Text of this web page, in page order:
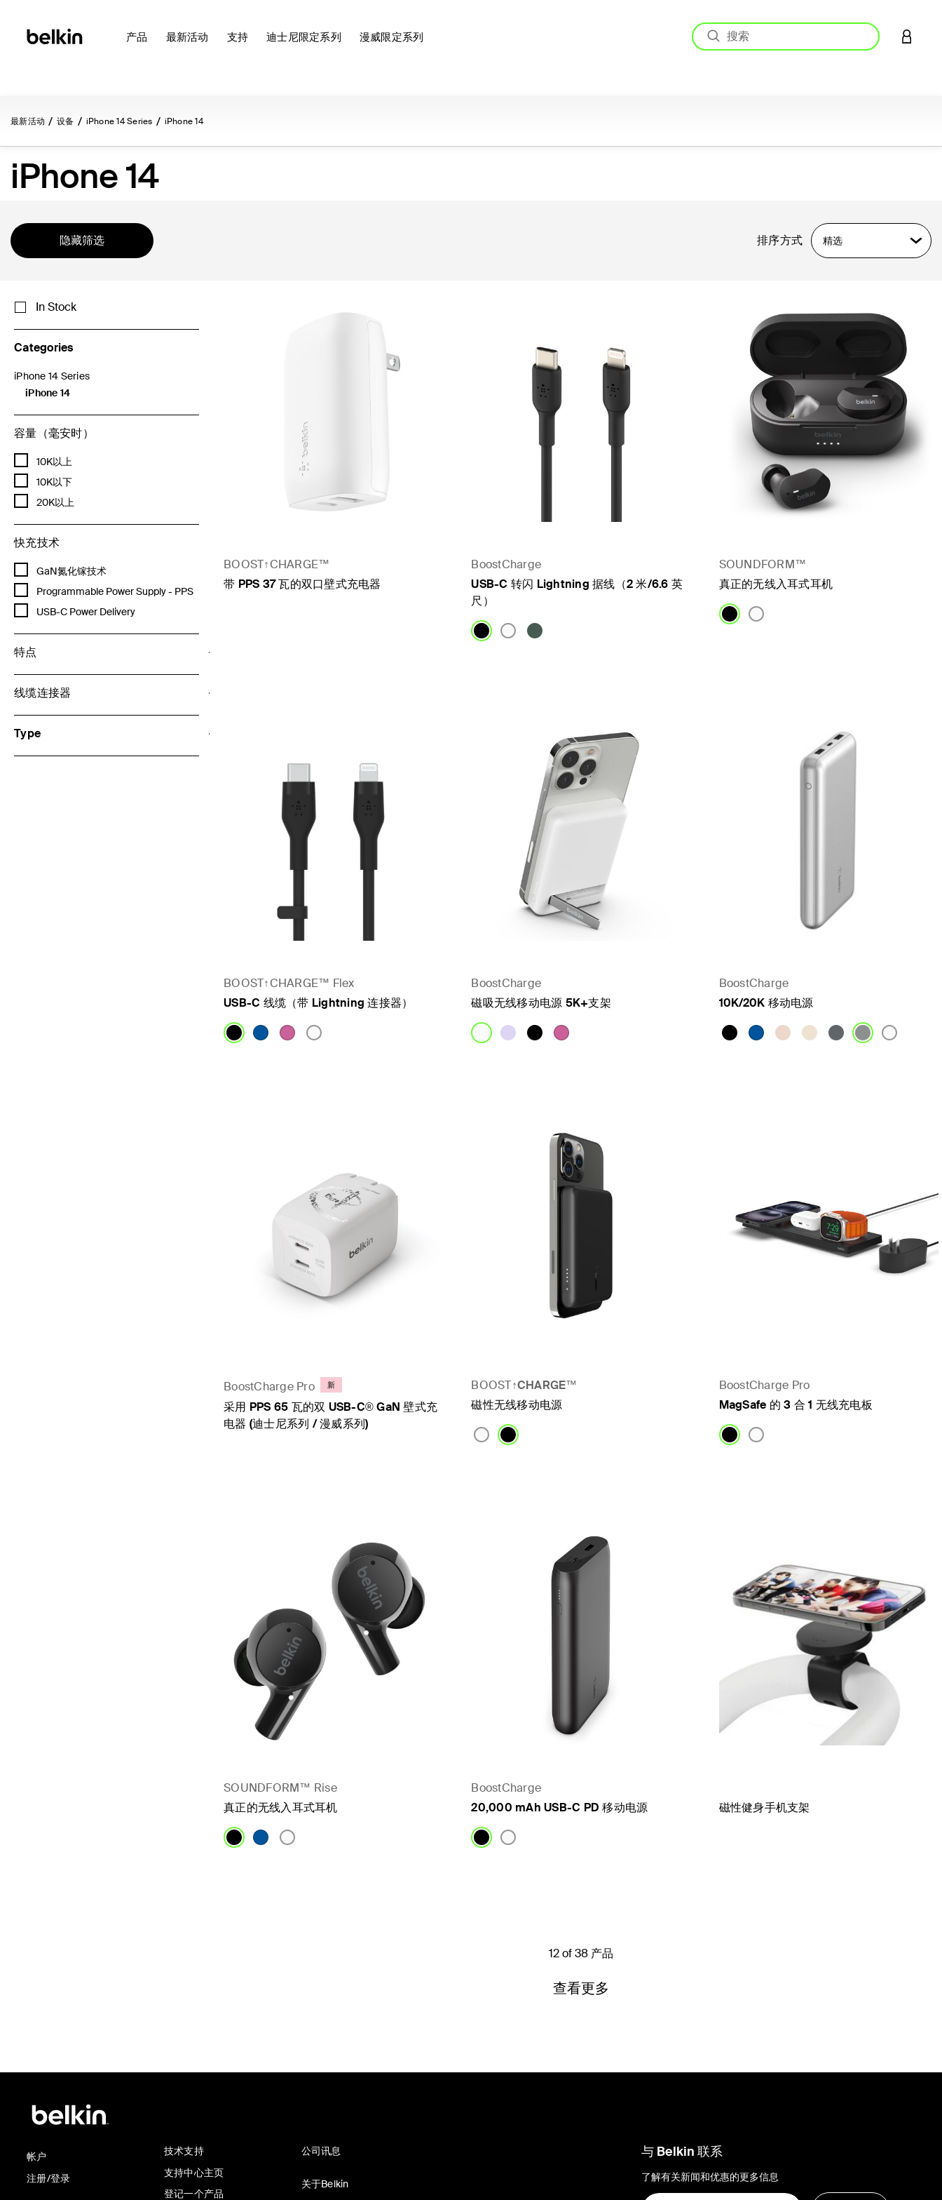
产品 最新活动 支持 迪士尼限定系列 漫威限定系列 登录您
最新活动 设备 iPhone 14 Series iPhone 14
iPhone 14
隐藏筛选 排序方式 精选
In Stock
Categories
iPhone 14 Series
按Categories细分：iPhone 14 Series
iPhone 14
已选择 目前为按Categories细分：iPhone 14
容量（毫安时）
10K以上
按容量（毫安时）细分：10K以上
10K以下
按容量（毫安时）细分：10K以下
20K以上
按容量（毫安时）细分：20K以上
快充技术
GaN氮化镓技术
按快充技术细分：GaN氮化镓技术
Programmable Power Supply - PPS
按快充技术细分：Programmable Power Supply - PPS
USB-C Power Delivery
按快充技术细分：USB-C Power Delivery
特点
线缆连接器
Type
BOOST↑CHARGE™
带 PPS 37 瓦的双口壁式充电器
BoostCharge
USB-C 转闪 Lightning 据线（2 米/6.6 英
尺）
SOUNDFORM™
真正的无线入耳式耳机
BOOST↑CHARGE™ Flex
USB-C 线缆（带 Lightning 连接器）
BoostCharge
磁吸无线移动电源 5K+支架
BoostCharge
10K/20K 移动电源
BoostCharge Pro 新
采用 PPS 65 瓦的双 USB-C® GaN 壁式充
电器 (迪士尼系列 / 漫威系列)
BOOST↑CHARGE™
磁性无线移动电源
BoostCharge Pro
MagSafe 的 3 合 1 无线充电板
SOUNDFORM™ Rise
真正的无线入耳式耳机
BoostCharge
20,000 mAh USB-C PD 移动电源
磁性健身手机支架
12 of 38 产品
查看更多
帐户
注册/登录
技术支持
支持中心主页
登记一个产品
公司讯息
关于Belkin
与 Belkin 联系
了解有关新闻和优惠的更多信息